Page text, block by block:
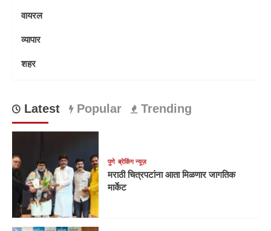
वायरल
व्यापार
शहर
Latest Popular Trending
पुणे ब्रेकिंग न्यूज़
मराठी चित्रपटांना आता मिळणार जागतिक
मार्केट